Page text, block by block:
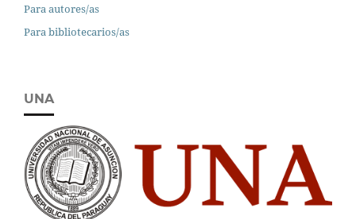
Para autores/as
Para bibliotecarios/as
UNA